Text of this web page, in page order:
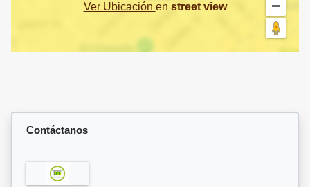
Ver Ubicación en street view
Contáctanos